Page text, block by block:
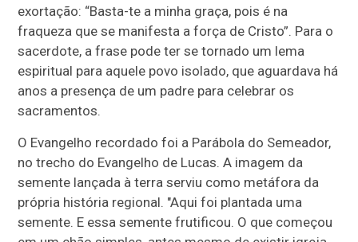
exortação: “Basta-te a minha graça, pois é na
fraqueza que se manifesta a força de Cristo”. Para o
sacerdote, a frase pode ter se tornado um lema
espiritual para aquele povo isolado, que aguardava há
anos a presença de um padre para celebrar os
sacramentos.
O Evangelho recordado foi a Parábola do Semeador,
no trecho do Evangelho de Lucas. A imagem da
semente lançada à terra serviu como metáfora da
própria história regional. "Aqui foi plantada uma
semente. E essa semente frutificou. O que começou